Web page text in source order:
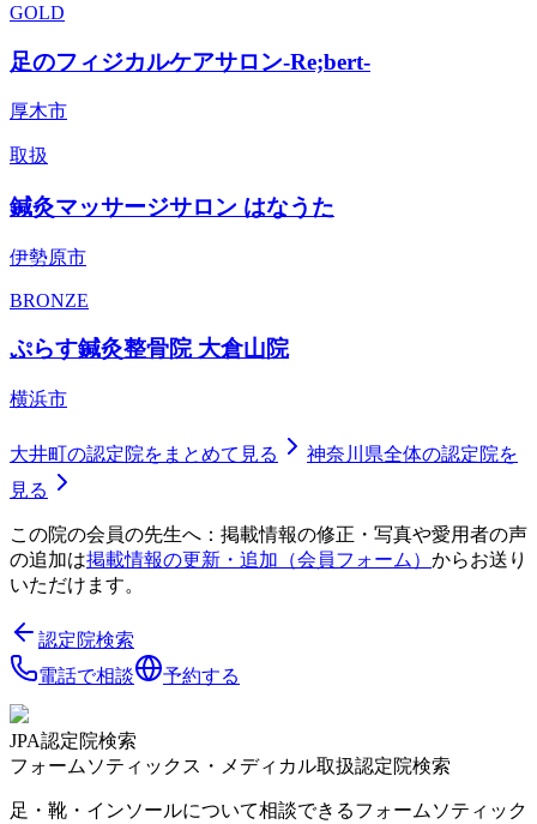
GOLD
足のフィジカルケアサロン-Re;bert-
厚木市
取扱
鍼灸マッサージサロン はなうた
伊勢原市
BRONZE
ぷらす鍼灸整骨院 大倉山院
横浜市
大井町の認定院をまとめて見る 神奈川県全体の認定院を
見る
この院の会員の先生へ：掲載情報の修正・写真や愛用者の声
の追加は掲載情報の更新・追加（会員フォーム） からお送り
いただけます。
認定院検索
電話で相談
予約する
JPA認定院検索
フォームソティックス・メディカル取扱認定院検索
足・靴・インソールについて相談できるフォームソティック